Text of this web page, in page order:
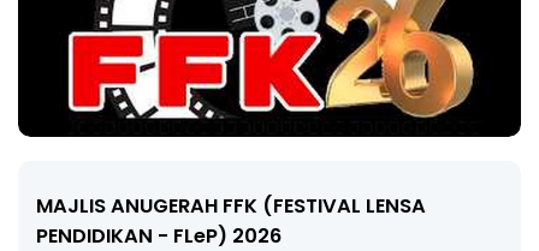
MAJLIS ANUGERAH FFK (FESTIVAL LENSA
PENDIDIKAN - FLeP) 2026